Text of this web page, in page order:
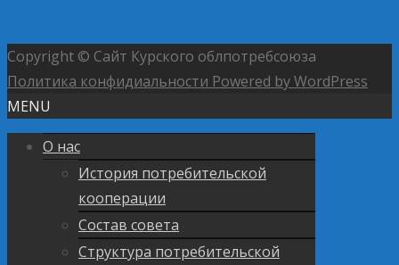
Copyright © Сайт Курского облпотребсоюза
Политика конфидиальности Powered by WordPress
MENU
О нас
История потребительской
кооперации
Состав совета
Структура потребительской